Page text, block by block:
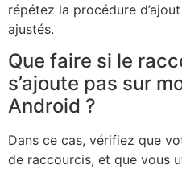
répétez la procédure
ajustés.
Que faire si le
s’ajoute pas sur
Android ?
Dans ce cas, vérifiez que
de raccourcis, et que vous